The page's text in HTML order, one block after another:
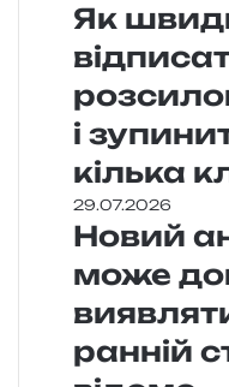
Як
і
кілька
29.07.2026
Новий
може
ранній